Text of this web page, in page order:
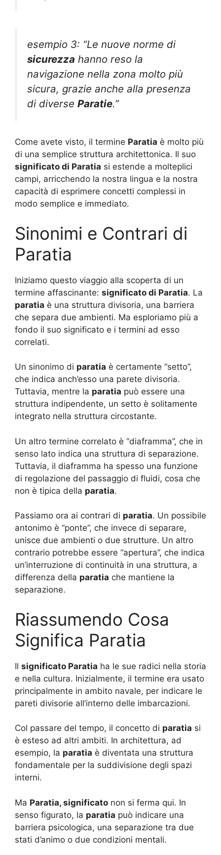
esempio 3: “Le nuove norme di
sicurezza hanno reso la
navigazione nella zona molto più
sicura, grazie anche alla presenza
di diverse Paratie.”
Come avete visto, il termine Paratia è molto più
di una semplice struttura architettonica. Il suo
significato di Paratia si estende a molteplici
campi, arricchendo la nostra lingua e la nostra
capacità di esprimere concetti complessi in
modo semplice e immediato.
Sinonimi e Contrari di
Paratia
Iniziamo questo viaggio alla scoperta di un
termine affascinante: significato di Paratia. La
paratia è una struttura divisoria, una barriera
che separa due ambienti. Ma esploriamo più a
fondo il suo significato e i termini ad esso
correlati.
Un sinonimo di paratia è certamente “setto”,
che indica anch’esso una parete divisoria.
Tuttavia, mentre la paratia può essere una
struttura indipendente, un setto è solitamente
integrato nella struttura circostante.
Un altro termine correlato è “diaframma”, che in
senso lato indica una struttura di separazione.
Tuttavia, il diaframma ha spesso una funzione
di regolazione del passaggio di fluidi, cosa che
non è tipica della paratia.
Passiamo ora ai contrari di paratia. Un possibile
antonimo è “ponte”, che invece di separare,
unisce due ambienti o due strutture. Un altro
contrario potrebbe essere “apertura”, che indica
un’interruzione di continuità in una struttura, a
differenza della paratia che mantiene la
separazione.
Riassumendo Cosa
Significa Paratia
Il significato Paratia ha le sue radici nella storia
e nella cultura. Inizialmente, il termine era usato
principalmente in ambito navale, per indicare le
pareti divisorie all’interno delle imbarcazioni.
Col passare del tempo, il concetto di paratia si
è esteso ad altri ambiti. In architettura, ad
esempio, la paratia è diventata una struttura
fondamentale per la suddivisione degli spazi
interni.
Ma Paratia, significato non si ferma qui. In
senso figurato, la paratia può indicare una
barriera psicologica, una separazione tra due
stati d’animo o due condizioni mentali.